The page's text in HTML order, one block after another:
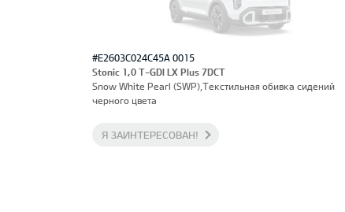
#E2603C024C45A 0015
Stonic 1,0 T-GDI LX Plus 7DCT
Snow White Pearl (SWP),Текстильная обивка сидений
черного цвета
Я ЗАИНТЕРЕСОВАН!